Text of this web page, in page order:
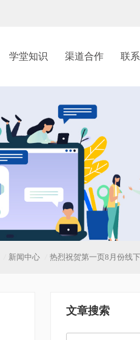
学堂知识 渠道合作 联
新闻中心 热烈祝贺第一页8月份线
文章搜索